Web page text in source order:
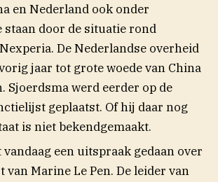
en Nederland ook onder
staan door de situatie rond
De Nederlandse overheid
jaar tot grote woede van China
Sjoerdsma werd eerder op de
geplaatst. Of hij daar nog
is niet bekendgemaakt.
een uitspraak gedaan over
van Marine Le Pen. De leider van